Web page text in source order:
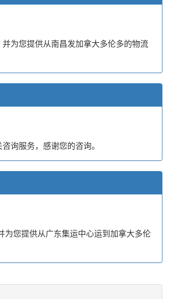
为您提供从南昌发加拿大多伦多的物流
询服务，感谢您的咨询。
您提供从广东集运中心运到加拿大多伦